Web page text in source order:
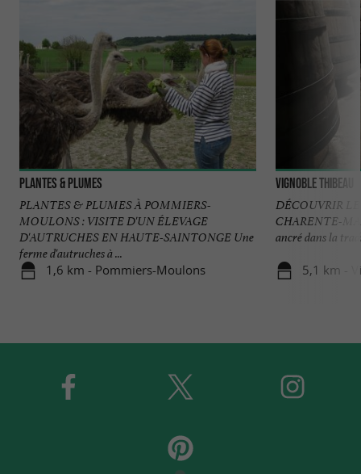
Plantes & Plumes
PLANTES & PLUMES À POMMIERS-
MOULONS : VISITE D'UN ÉLEVAGE
D'AUTRUCHES EN HAUTE-SAINTONGE Une
ferme d'autruches à ...
1,6 km - Pommiers-Moulons
Vignoble Thibeau
DÉCOUVRIR
CHARENTE-
ancré dans la
5,1 km -